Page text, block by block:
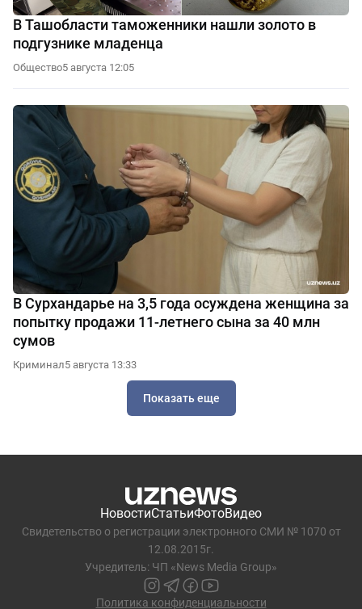
В Ташобласти таможенники нашли золото в
подгузнике младенца
Общество5 августа 12:05
В Сурхандарье на 3,5 года осуждена женщина за
попытку продажи 11-летнего сына за 40 млн
сумов
Криминал5 августа 13:33
Показать еще
НовостиСтатьиФотоВидео
Свидетельство о регистрации электронного СМИ № 1070 от
12.08.2015г.
Учредитель: ЧП «News Media Group»
Политика конфиденциальности